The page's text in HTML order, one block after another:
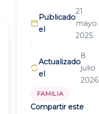
Publicado
el
21
mayo
2025
Actualizado
el
8
julio
2026
FAMILIA
Compartir este